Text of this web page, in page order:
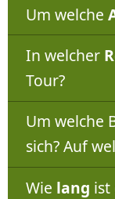
Um welche
In welcher
Tour?
Um welche
sich? Auf
Wie lang ist